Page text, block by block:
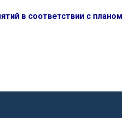
в соответствии с